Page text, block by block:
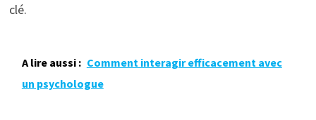
clé.
A lire aussi : Comment interagir efficacement avec
un psychologue